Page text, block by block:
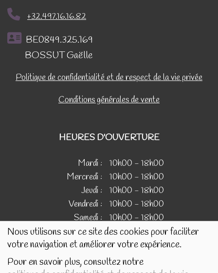
Nous utilisons sur ce site des cookies pour faciliter
votre navigation et améliorer votre expérience.
Pour en savoir plus, consultez notre
+32.497.16.16.82
BE0849.325.169
BOSSUT Gaëlle
Politique de confidentialité et de respect de la vie privée
Conditions générales de vente
HEURES D'OUVERTURE
Mardi :
10h00 - 18h00
Mercredi :
10h00 - 18h00
Jeudi :
10h00 - 18h00
Vendredi :
10h00 - 18h00
Samedi : 10h00 - 18h00
IMAGES